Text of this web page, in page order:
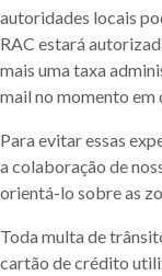
autoridades locais
RAC estará
mais uma taxa
mail no momento em
Para evitar essas
a colaboração de
orientá-lo sobre as
Toda multa de
cartão de crédito